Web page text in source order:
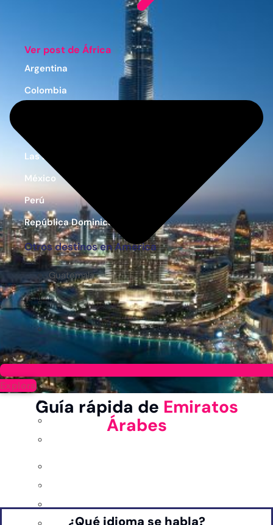
Ver post de África
Argentina
Colombia
Las Bahamas
México
Perú
República Dominicana
Otros destinos en América
Guatemala
Explora
Guía rápida de Emiratos
Árabes
principales, ofreciendo experiencias únicas en desiertos, playas y mercados tradicionales.
¿Qué idioma se habla?